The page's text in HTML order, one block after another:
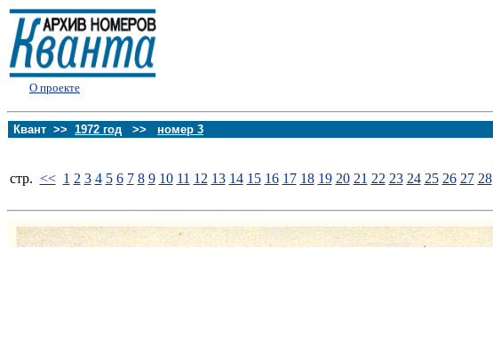
О проекте
Квант >> 1972 год >> номер 3
стp. << 1 2 3 4 5 6 7 8 9 10 11 12 13 14 15 16 17 18 19 20 21 22 23 24 25 26 27 28